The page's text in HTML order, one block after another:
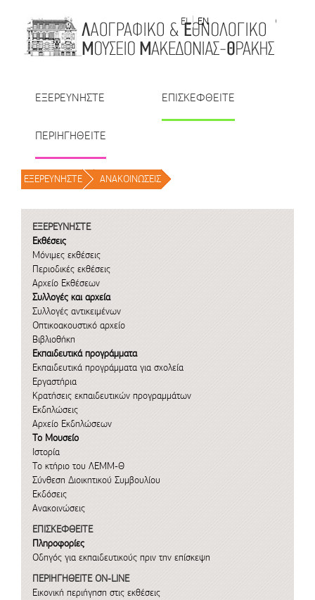
EL
EN | TR | BU | RO
ΕΞΕΡΕΥΝΗΣΤΕ ΕΠΙΣΚΕΦΘΕΙΤΕ
ΠΕΡΙΗΓΗΘΕΙΤΕ
ΕΞΕΡΕΥΝΗΣΤΕ / ΑΝΑΚΟΙΝΩΣΕΙΣ /
ΕΞΕΡΕΥΝΗΣΤΕ
Εκθέσεις
Μόνιμες εκθέσεις
Περιοδικές εκθέσεις
Αρχείο Εκθέσεων
Συλλογές και αρχεία
Συλλογές αντικειμένων
Οπτικοακουστικό αρχείο
Βιβλιοθήκη
Εκπαιδευτικά προγράμματα
Εκπαιδευτικά προγράμματα για σχολεία
Εργαστήρια
Κρατήσεις εκπαιδευτικών προγραμμάτων
Εκδηλώσεις
Αρχείο Εκδηλώσεων
Το Μουσείο
Ιστορία
Το κτήριο του ΛΕΜΜ-Θ
Σύνθεση Διοικητικού Συμβουλίου
Εκδόσεις
Ανακοινώσεις
ΕΠΙΣΚΕΦΘΕΙΤΕ
Πληροφορίες
Οδηγός για εκπαιδευτικούς πριν την επίσκεψη
ΠΕΡΙΗΓΗΘΕΙΤΕ ON-LINE
Εικονική περιήγηση στις εκθέσεις